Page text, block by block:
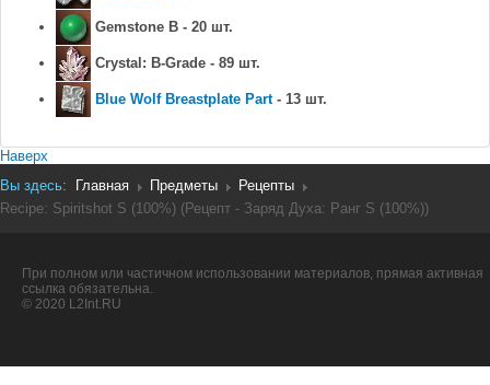
Gemstone B - 20 шт.
Crystal: B-Grade - 89 шт.
Blue Wolf Breastplate Part- 13 шт.
Наверх
Вы здесь:
Главная Предметы
Рецепты
Recipe: Spiritshot S (100%) (Рецепт - Заряд Духа: Ранг S (100%))
При полном или частичном использовании материалов, прямая активная
ссылка обязательна.
© 2020 L2Int.RU